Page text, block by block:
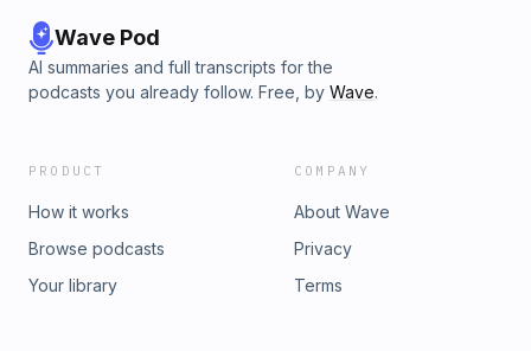
Wave Pod
AI summaries and full transcripts for the
podcasts you already follow. Free, by Wave.
PRODUCT
How it works
Browse podcasts
Your library
COMPANY
About Wave
Privacy
Terms